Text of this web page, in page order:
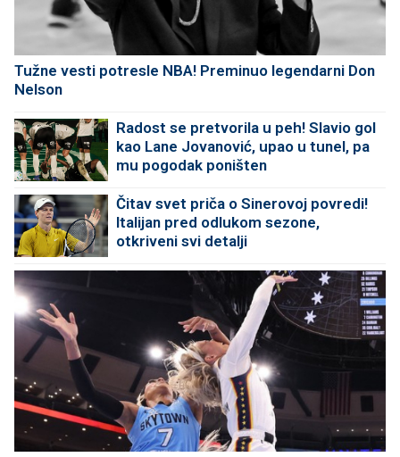
Tužne vesti potresle NBA! Preminuo legendarni Don
Nelson
Radost se pretvorila u peh! Slavio gol
kao Lane Jovanović, upao u tunel, pa
mu pogodak poništen
Čitav svet priča o Sinerovoj povredi!
Italijan pred odlukom sezone,
otkriveni svi detalji